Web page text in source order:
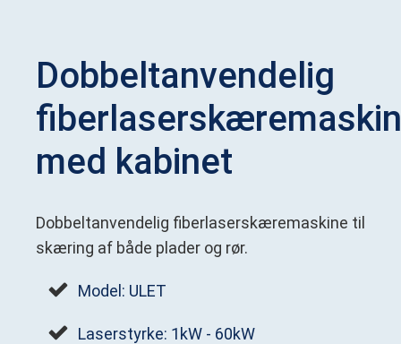
Dobbeltanvendelig
med kabinet
Dobbeltanvendelig fiberlaserskæremaskine til
skæring af både plader og rør.
Model: ULET
Laserstyrke: 1kW - 60kW